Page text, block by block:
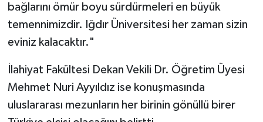
bağlarını ömür boyu sürdürmeleri en büyük
temennimizdir. Iğdır Üniversitesi her zaman sizin
eviniz kalacaktır."
İlahiyat Fakültesi Dekan Vekili Dr. Öğretim Üyesi
Mehmet Nuri Ayyıldız ise konuşmasında
uluslararası mezunların her birinin gönüllü birer